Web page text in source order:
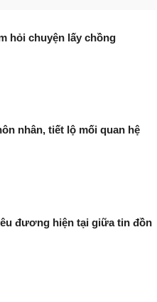
hỏi chuyện lấy chồng
nhân, tiết lộ mối quan hệ
đương hiện tại giữa tin đồn